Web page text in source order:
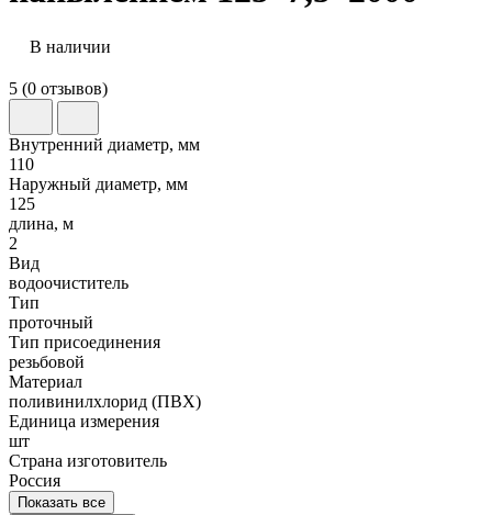
В наличии
5 (0 отзывов)
Внутренний диаметр, мм
110
Наружный диаметр, мм
125
длина, м
2
Вид
водоочиститель
Тип
проточный
Тип присоединения
резьбовой
Материал
поливинилхлорид (ПВХ)
Единица измерения
шт
Страна изготовитель
Россия
Показать все